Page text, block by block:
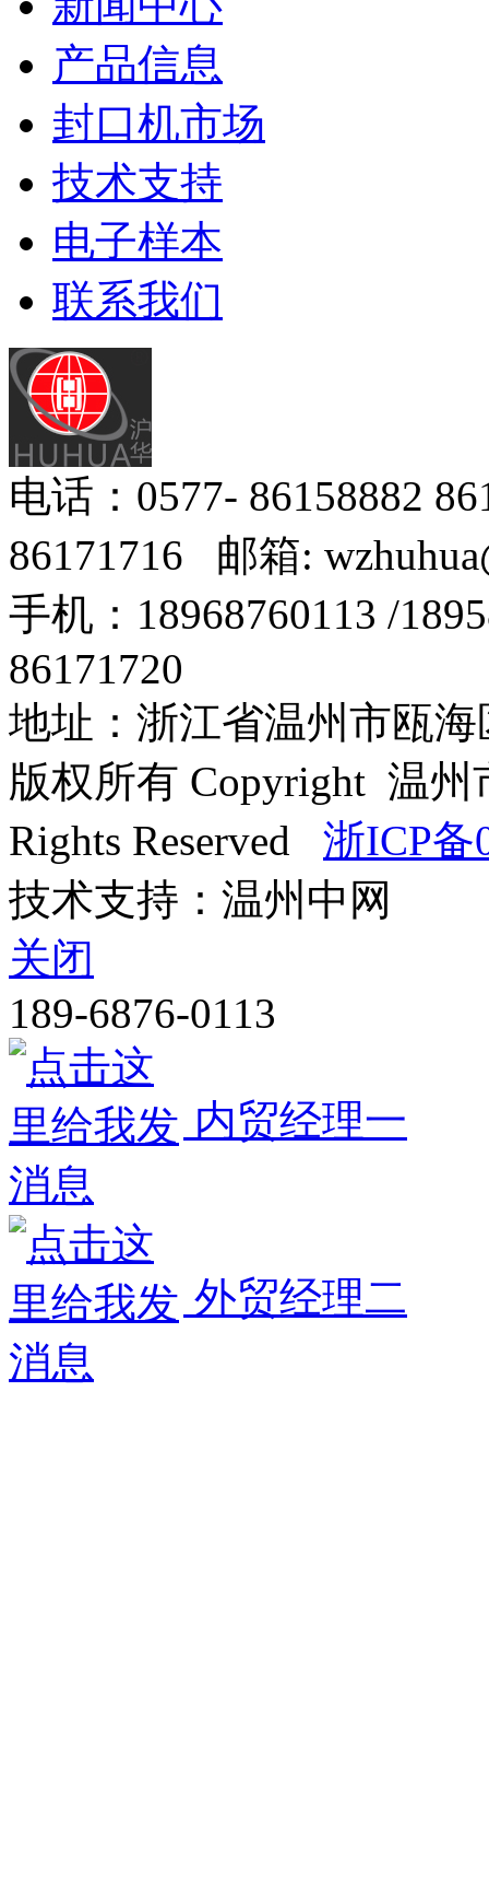
产品信息
封口机市场
技术支持
电子样本
联系我们
电话：0577- 86158882
86171716 邮箱:
手机：18968760113 /
86171720
地址：浙江省温州市瓯海
版权所有 Copyright 温
Rights Reserved 浙ICP备
技术支持：温州中网
关闭
189-6876-0113
内贸经理一
外贸经理二